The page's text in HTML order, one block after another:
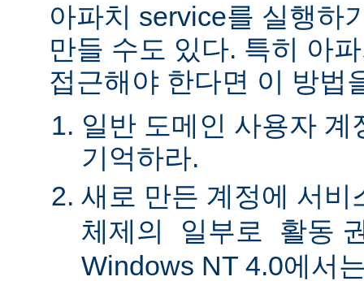
아파치 service를 실행하
만들 수도 있다. 특히 아
접근해야 한다면 이 방법
일반 도메인 사용자
기억하라.
새로 만든 계정에 서비
체제의 일부로 활동
Windows NT 4.0에서